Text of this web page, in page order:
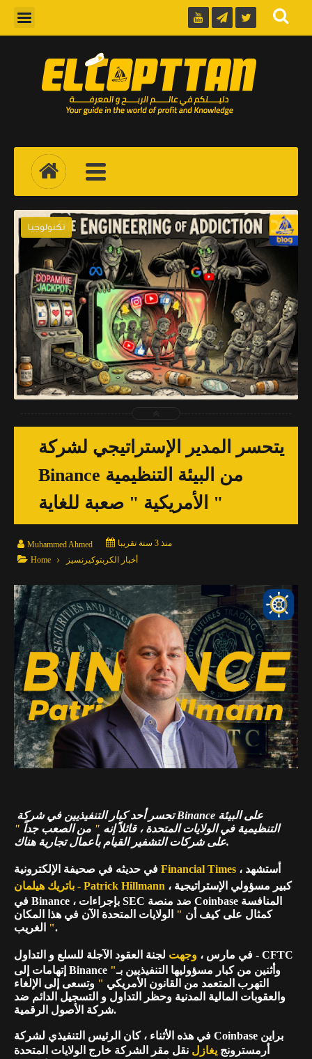
تكنولوجيا
2026-03-28
Muhammed Ahmed
شاهد الموضوع
يتحسر المدير الإستراتيجي لشركة
Binance من البيئة التنظيمية
الأمريكية " صعبة للغاية "
 Muhammed Ahmed 
منذ 3 سنة تقريبا
 Home أخبار الكربتوكيرنسيز
تحسر أحد كبار التنفيذيين في شركة Binance على البيئة
التنظيمية في الولايات المتحدة ، قائلاً إنه " من الصعب جداً "
على شركات التشفير القيام بأعمال تجارية هناك.
Financial Times
، أستشهد
باتريك هيلمان - Patrick Hillmann ، كبير مسؤولي الإستراتيجية
في Binance ، بإجراءات SEC ضد منصة Coinbase المنافسة
كمثال على كيف أن " الولايات المتحدة الآن في هذا المكان
".
في مارس ، وجهت لجنة العقود الآجلة للسلع و التداول - CFTC
إتهامات إلى Binance وأثنين من كبار مسؤوليها التنفيذيين بـ"
التهرب المتعمد من القانون الأمريكي " وتسعى إلى الإلغاء
والعقوبات المالية المدنية وحظر التداول و التسجيل الدائم ضد
شركة الأصول الرقمية.
في هذه الأثناء ، كان الرئيس التنفيذي لشركة Coinbase براين
أرمسترونج يغازل نقل مقر الشركة خارج الولايات المتحدة